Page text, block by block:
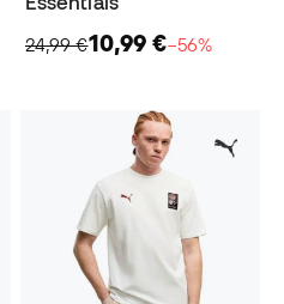
24,99 €10,99 €−56%